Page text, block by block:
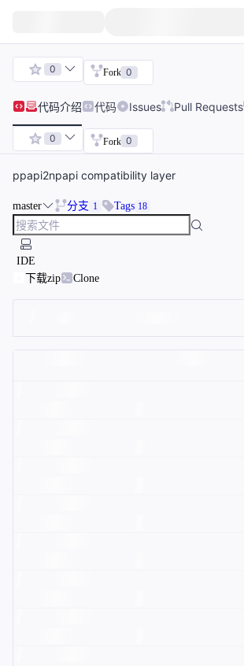
0 Fork 0
代码介绍 代码 Issues Pull Requests
0 Fork 0
ppapi2npapi compatibility layer
master 分支 1 Tags 18
IDE
下载zip
Clone